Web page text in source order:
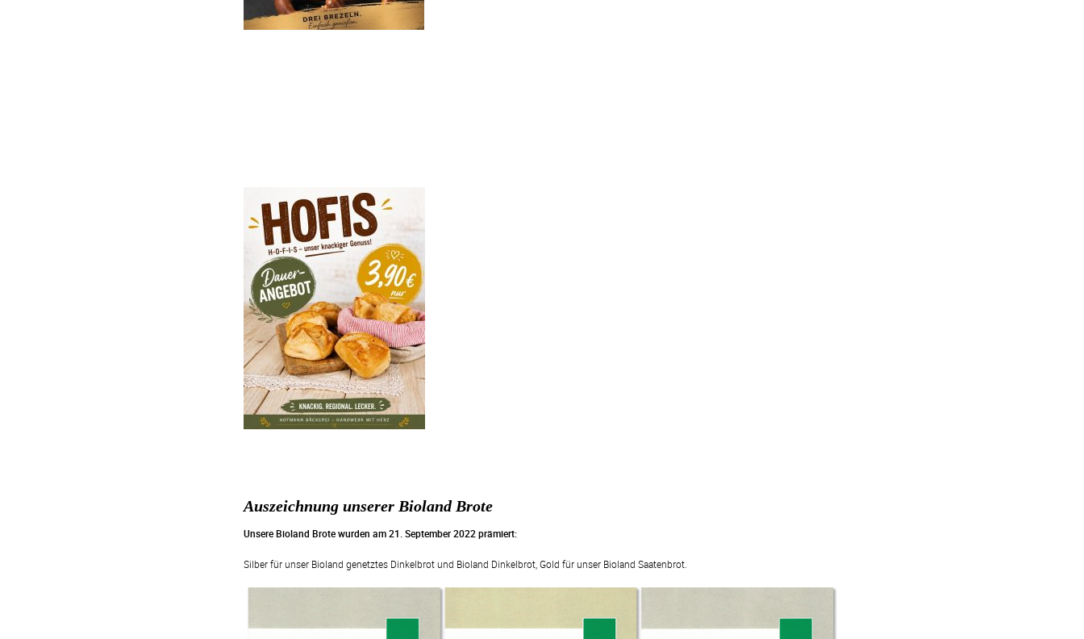
Auszeichnung unserer Bioland Brote
Unsere Bioland Brote wurden am 21. September 2022 prämiert:
Silber für unser Bioland genetztes Dinkelbrot und Bioland Dinkelbrot, Gold für unser Bioland Saatenbrot.